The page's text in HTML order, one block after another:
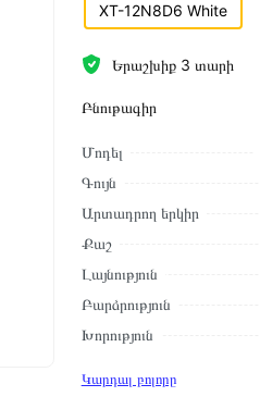
XT-12N8D6 White
Երաշխիք 3 տարի
Բնութագիր
Մոդել
Գույն
Արտադրող երկիր
Քաշ
Լայնություն
Բարձրություն
Խորություն
Կարդալ բոլորը